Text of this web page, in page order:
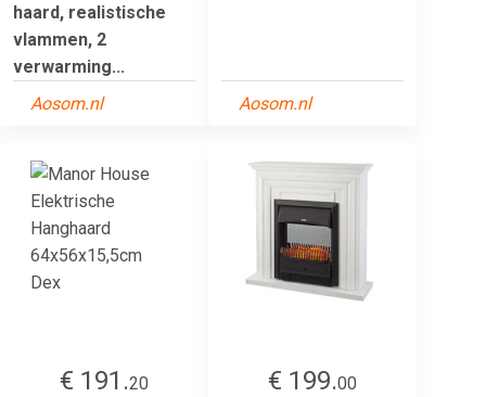
haard, realistische
vlammen, 2
verwarming...
Aosom.nl
Aosom.nl
€ 191.20
€ 199.00